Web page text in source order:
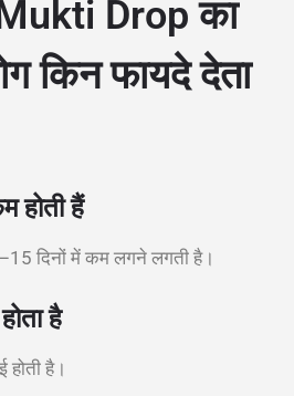
Drop का
किन फायदे देता
होती हैं
दिनों में कम लगने लगती है।
है
है।